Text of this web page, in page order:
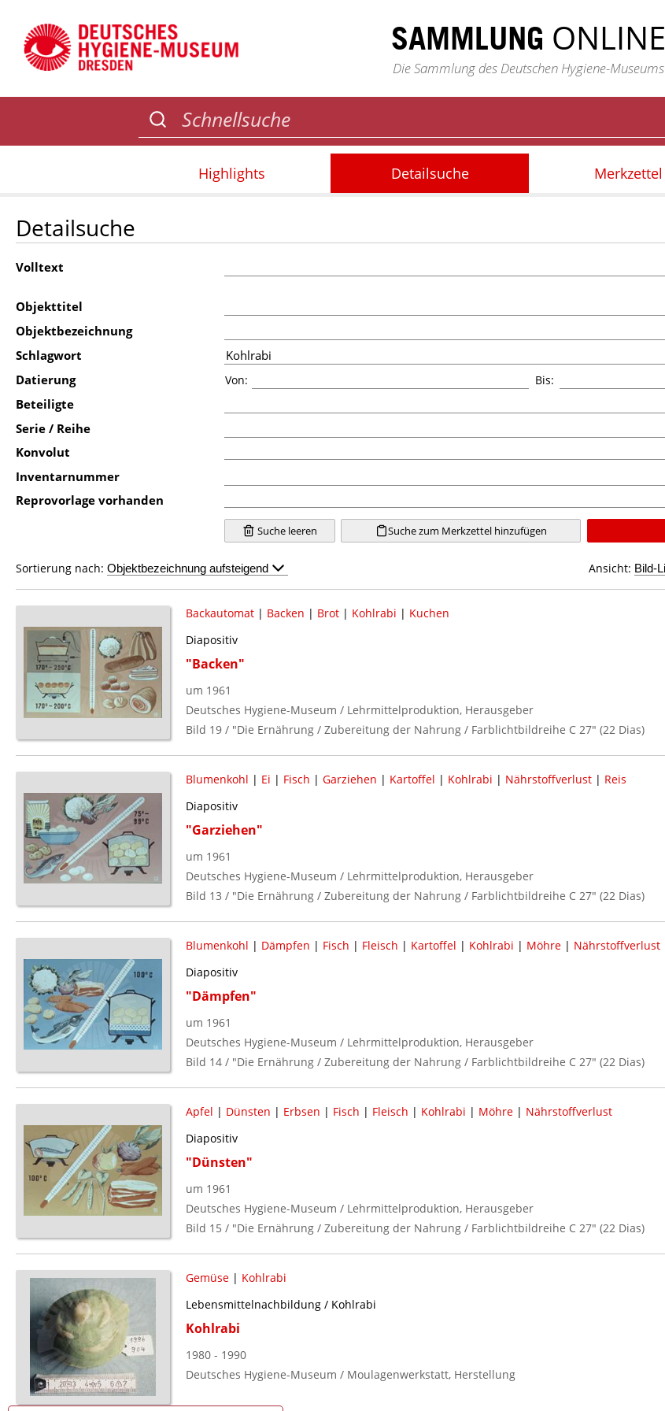
SAMMLUNG ONLINE
Die Sammlung des Deutschen Hygiene-Museums
Highlights Detailsuche Merkzettel
Detailsuche
Volltext
Objekttitel
Objektbezeichnung
Schlagwort
Datierung
Von: Bis:
Beteiligte
Serie / Reihe
Konvolut
Inventarnummer
Reprovorlage vorhanden
Suche leeren Suche zum Merkzettel hinzufügen
Ansicht:
Sortierung nach:
Backautomat| Backen | Brot| Kohlrabi | Kuchen
Diapositiv
"Backen"
um 1961
Deutsches Hygiene-Museum / Lehrmittelproduktion, Herausgeber
Bild 19 / "Die Ernährung / Zubereitung der Nahrung / Farblichtbildreihe C 27" (22 Dias)
Blumenkohl | Ei | Fisch | Garziehen | Kartoffel | Kohlrabi | Nährstoffverlust| Reis
Diapositiv
"Garziehen"
um 1961
Deutsches Hygiene-Museum / Lehrmittelproduktion, Herausgeber
Bild 13 / "Die Ernährung / Zubereitung der Nahrung / Farblichtbildreihe C 27" (22 Dias)
Blumenkohl | Dämpfen | Fisch | Fleisch | Kartoffel | Kohlrabi | Möhre| Nährstoffverlust
Diapositiv
"Dämpfen"
um 1961
Deutsches Hygiene-Museum / Lehrmittelproduktion, Herausgeber
Bild 14 / "Die Ernährung / Zubereitung der Nahrung / Farblichtbildreihe C 27" (22 Dias)
Apfel | Dünsten | Erbsen | Fisch | Fleisch | Kohlrabi | Möhre| Nährstoffverlust
Diapositiv
"Dünsten"
um 1961
Deutsches Hygiene-Museum / Lehrmittelproduktion, Herausgeber
Bild 15 / "Die Ernährung / Zubereitung der Nahrung / Farblichtbildreihe C 27" (22 Dias)
Gemüse| Kohlrabi
Lebensmittelnachbildung / Kohlrabi
Kohlrabi
1980 - 1990
Deutsches Hygiene-Museum / Moulagenwerkstatt, Herstellung